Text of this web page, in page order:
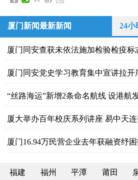
厦门新闻最新新闻 24小
厦门同安查获未依法施加检验检疫标
厦门​同安党史学习教育集中宣讲拉开
“丝路海运”新增2条命名航线 设港航
厦大举办百年校庆系列讲座 易中天
厦门16.94万民营企业去年获融资纾
福建 福州 平潭 莆田